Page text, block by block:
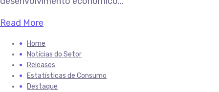
Read More
Home
Notícias do Setor
Releases
Estatísticas de Consumo
Destaque